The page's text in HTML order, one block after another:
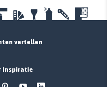
vertellen
inspiratie